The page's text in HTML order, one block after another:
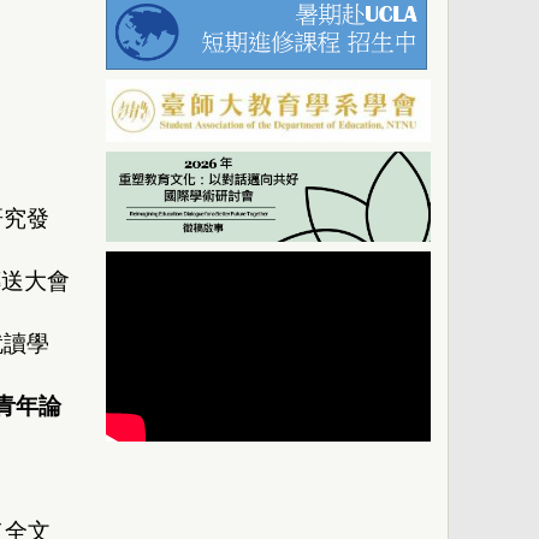
發
大會
學
年論
文